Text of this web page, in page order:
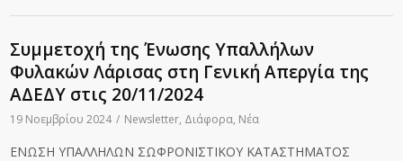
Συμμετοχή της Ένωσης Υπαλλήλων
Φυλακών Λάρισας στη Γενική Απεργία της
ΑΔΕΔΥ στις 20/11/2024
19 Νοεμβρίου 2024 / Newsletter, Διάφορα, Νέα
ΕΝΩΣΗ ΥΠΑΛΛΗΛΩΝ ΣΩΦΡΟΝΙΣΤΙΚΟΥ ΚΑΤΑΣΤΗΜΑΤΟΣ